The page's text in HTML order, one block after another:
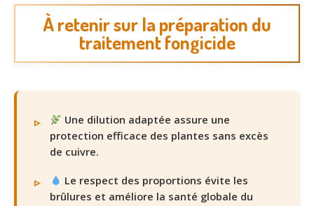
À retenir sur la préparation du
traitement fongicide
Une dilution adaptée assure une
protection efficace des plantes sans excès
de cuivre.
Le respect des proportions évite les
brûlures et améliore la santé globale du